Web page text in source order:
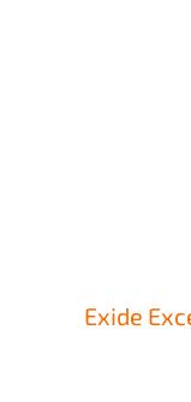
Exide